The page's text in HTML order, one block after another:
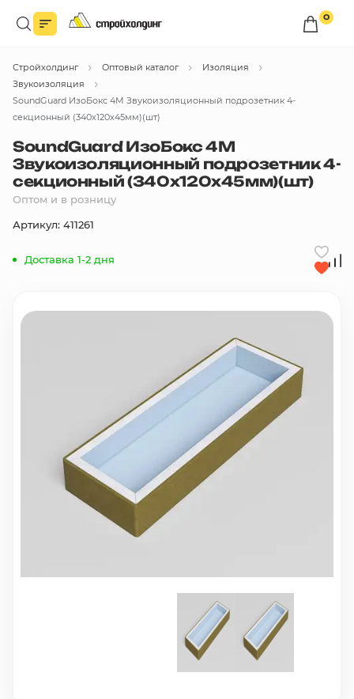
0
Войдите в личный кабинет
Вы сможете оформлять заказы
Войти
Каталог товаров
бренды
Сравнение
10 000 ₽
Минимальный заказ
+7(495) 988-86-47
sales@stroyholding.ru
Телеграм
Стройхолдинг Оптовый каталог
Изоляция
Звукоизоляция
SoundGuard ИзоБокс 4М Звукоизоляционный подрозетник 4-
секционный (340х120х45мм)(шт)
SoundGuard ИзоБокс 4М
Звукоизоляционный подрозетник 4-
секционный (340х120х45мм)(шт)
Оптом и в розницу
Артикул: 411261
Доставка 1-2 дня